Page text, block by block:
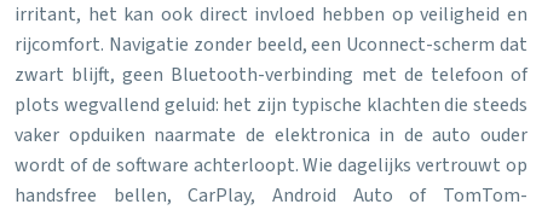
irritant, het kan ook direct invloed hebben op veiligheid en
rijcomfort. Navigatie zonder beeld, een Uconnect-scherm dat
zwart blijft, geen Bluetooth-verbinding met de telefoon of
plots wegvallend geluid: het zijn typische klachten die steeds
vaker opduiken naarmate de elektronica in de auto ouder
wordt of de software achterloopt. Wie dagelijks vertrouwt op
handsfree bellen, CarPlay, Android Auto of TomTom-